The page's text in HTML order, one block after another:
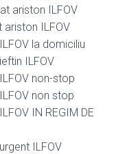
ariston ILFOV
ariston ILFOV
la domiciliu
ILFOV
non-stop
non stop
IN REGIM DE
ILFOV